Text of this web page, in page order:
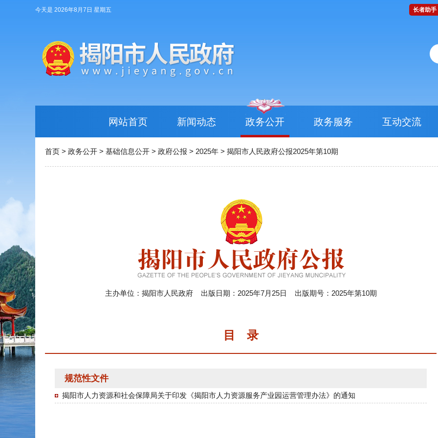
今天是 2026年8月7日 星期五 长者助手
网站首页 新闻动态 政务公开 政务服务 互动交流
首页 > 政务公开 > 基础信息公开 > 政府公报 > 2025年 > 揭阳市人民政府公报2025年第10期
主办单位：揭阳市人民政府 出版日期：2025年7月25日 出版期号：2025年第10期
目 录
规范性文件
揭阳市人力资源和社会保障局关于印发《揭阳市人力资源服务产业园运营管理办法》的通知